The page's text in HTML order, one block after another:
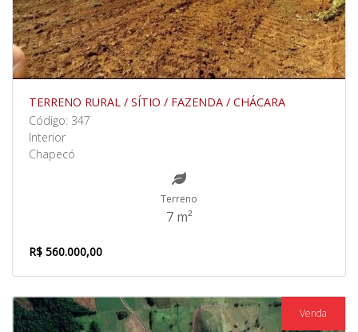
TERRENO RURAL / SÍTIO / FAZENDA / CHÁCARA
Código: 347
Interior
Chapecó
Terreno
7 m²
R$ 560.000,00
Venda